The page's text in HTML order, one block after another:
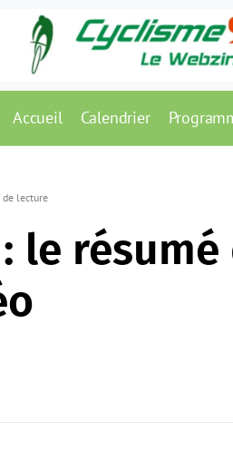
Accueil Calendrier
lecture
le